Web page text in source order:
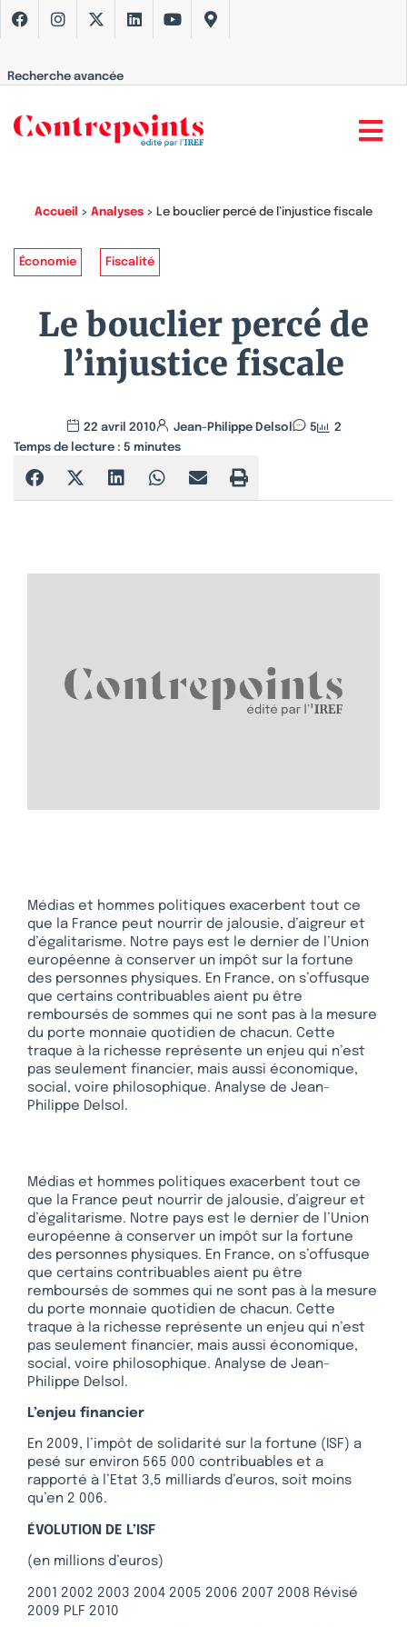
Recherche avancée
Accueil > Analyses > Le bouclier percé de l’injustice fiscale
Économie Fiscalité
Le bouclier percé de
l’injustice fiscale
22 avril 2010 Jean-Philippe Delsol 5
2
Temps de lecture : 5 minutes
Médias et hommes politiques exacerbent tout ce
que la France peut nourrir de jalousie, d’aigreur et
d’égalitarisme. Notre pays est le dernier de l’Union
européenne à conserver un impôt sur la fortune
des personnes physiques. En France, on s’offusque
que certains contribuables aient pu être
remboursés de sommes qui ne sont pas à la mesure
du porte monnaie quotidien de chacun. Cette
traque à la richesse représente un enjeu qui n’est
pas seulement financier, mais aussi économique,
social, voire philosophique. Analyse de Jean-
Philippe Delsol.
Médias et hommes politiques exacerbent tout ce
que la France peut nourrir de jalousie, d’aigreur et
d’égalitarisme. Notre pays est le dernier de l’Union
européenne à conserver un impôt sur la fortune
des personnes physiques. En France, on s’offusque
que certains contribuables aient pu être
remboursés de sommes qui ne sont pas à la mesure
du porte monnaie quotidien de chacun. Cette
traque à la richesse représente un enjeu qui n’est
pas seulement financier, mais aussi économique,
social, voire philosophique. Analyse de Jean-
Philippe Delsol.
L’enjeu financier
En 2009, l’impôt de solidarité sur la fortune (ISF) a
pesé sur environ 565 000 contribuables et a
rapporté à l’Etat 3,5 milliards d’euros, soit moins
qu’en 2 006.
ÉVOLUTION DE L’ISF
(en millions d’euros)
2001 2002 2003 2004 2005 2006 2007 2008 Révisé
2009 PLF 2010